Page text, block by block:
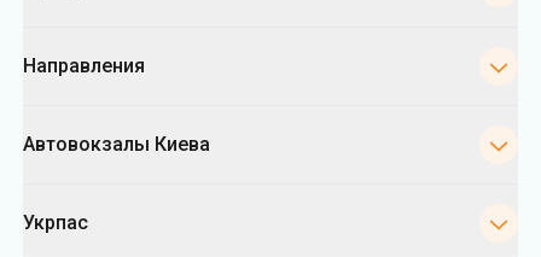
Направления
Автовокзалы Киева
Укрпас